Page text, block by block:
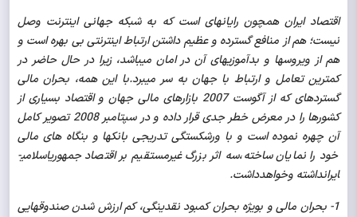
اقتصاد ایران همچون رایانه­ای است كه به شبكه جهانی اینترنت وصل
نیست؛ هم از منافع گسترده و عظیم داشتن ارتباط اینترنتی بی بهره است و
هم از ویروس­ها و بدآموزی­های آن در امان می­باشد، زیرا در حال حاضر در
كمترین تعامل و ارتباط با جهان به سر می­برد.با این همه، بحران مالی
گسترده­ای كه از آگوست 2007 بازارهای مالی جهان و اقتصاد بسیاری از
كشورها را در معرض خطر جدی قرار داده و در سپتامبر 2008 تصویر كامل
آن چهره نموده است و با ورشكستگی تدریجی بانكها و بنگاه های مالی
خود را نمایان ساخته،سه اثر بزرگ غیرمستقیم­ بر­ اقتصاد جمهوری­اسلامی­
ایران­داشته ­و­خواهد­داشت.
1- بحران مالی و بویژه بحران كمبود نقدینگی، كم ارزش شدن صندوقهایی